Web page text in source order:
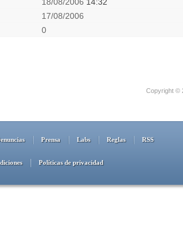
17/08/2006
0
Copyright ©
Prensa Labs Reglas RSS
Políticas de privacidad